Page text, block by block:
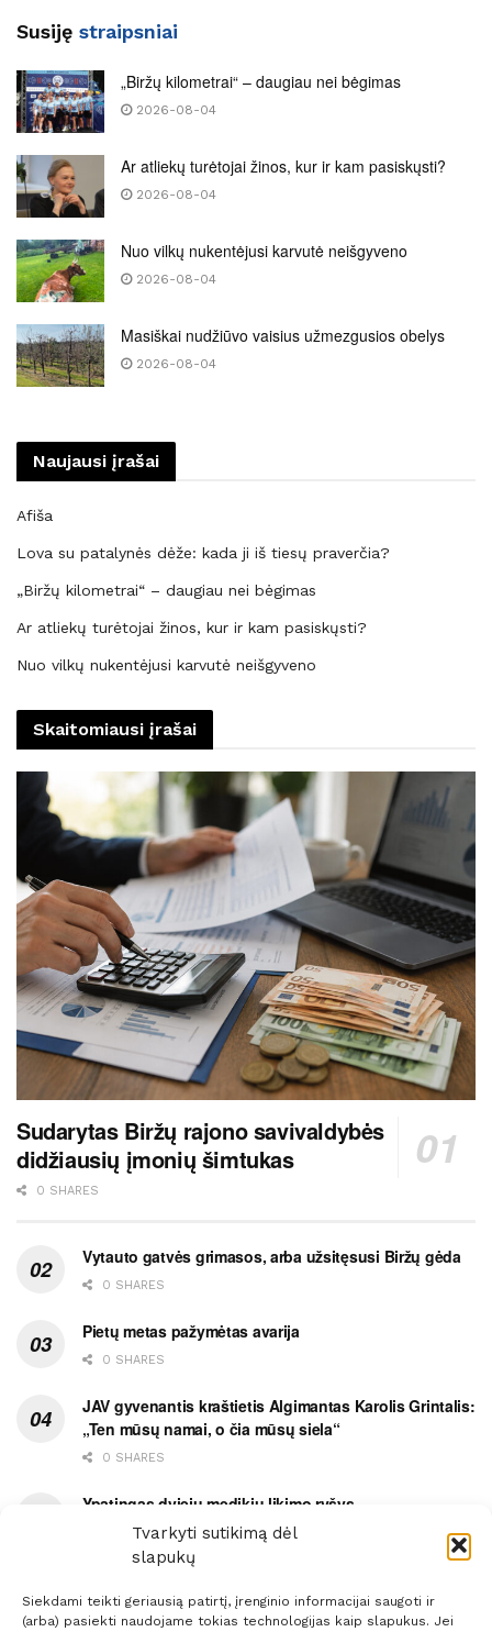
Tvarkyti sutikimą dėl
slapukų
Siekdami teikti geriausią patirtį, įrenginio informacijai saugoti ir
(arba) pasiekti naudojame tokias technologijas kaip slapukus. Jei
Susiję straipsniai
„Biržų kilometrai“ – daugiau nei bėgimas
2026-08-04
Ar atliekų turėtojai žinos, kur ir kam pasiskųsti?
2026-08-04
Nuo vilkų nukentėjusi karvutė neišgyveno
2026-08-04
Masiškai nudžiūvo vaisius užmezgusios obelys
2026-08-04
Naujausi įrašai
Afiša
Lova su patalynės dėže: kada ji iš tiesų praverčia?
„Biržų kilometrai“ – daugiau nei bėgimas
Ar atliekų turėtojai žinos, kur ir kam pasiskųsti?
Nuo vilkų nukentėjusi karvutė neišgyveno
Skaitomiausi įrašai
Sudarytas Biržų rajono savivaldybės
didžiausių įmonių šimtukas
0 SHARES
Vytauto gatvės grimasos, arba užsitęsusi Biržų gėda
0 SHARES
Pietų metas pažymėtas avarija
0 SHARES
JAV gyvenantis kraštietis Algimantas Karolis Grintalis:
„Ten mūsų namai, o čia mūsų siela“
0 SHARES
Ypatingas dviejų medikių likimo ryšys
0 SHARES